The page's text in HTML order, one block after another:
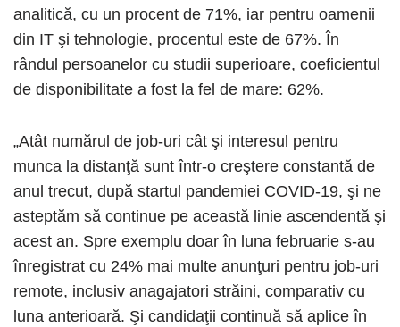
analitică, cu un procent de 71%, iar pentru oamenii
din IT şi tehnologie, procentul este de 67%. În
rândul persoanelor cu studii superioare, coeficientul
de disponibilitate a fost la fel de mare: 62%.
„Atât numărul de job-uri cât şi interesul pentru
munca la distanţă sunt într-o creştere constantă de
anul trecut, după startul pandemiei COVID-19, şi ne
asteptăm să continue pe această linie ascendentă şi
acest an. Spre exemplu doar în luna februarie s-au
înregistrat cu 24% mai multe anunţuri pentru job-uri
remote, inclusiv anagajatori străini, comparativ cu
luna anterioară. Şi candidaţii continuă să aplice în